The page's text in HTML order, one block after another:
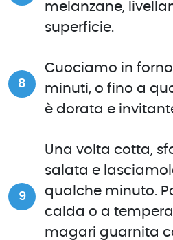
melanzane,
superficie.
Cuociamo in
minuti, o fino a
è dorata e
Una volta cotta,
salata e
qualche minuto.
calda o a
magari guarnita